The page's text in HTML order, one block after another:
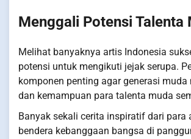
Menggali Potensi Talenta
Melihat banyaknya artis Indonesia
potensi untuk mengikuti jejak serupa.
komponen penting agar generasi
dan kemampuan para talenta muda
Banyak sekali cerita inspiratif dari
bendera kebanggaan bangsa di